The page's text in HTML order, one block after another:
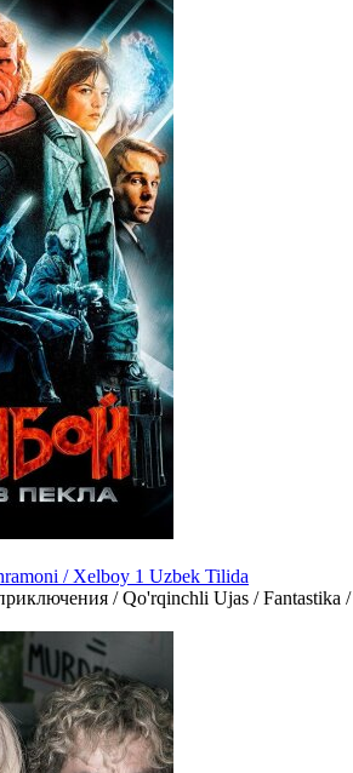
/ Xelboy 1 Uzbek Tilida
/ Qo'rqinchli Ujas / Fantastika /